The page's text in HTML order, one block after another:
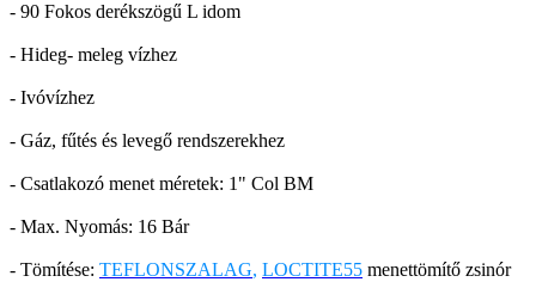
- 90 Fokos derékszögű L idom
- Hideg- meleg vízhez
- Ivóvízhez
- Gáz, fűtés és levegő rendszerekhez
- Csatlakozó menet méretek: 1" Col BM
- Max. Nyomás: 16 Bár
- Tömítése: TEFLONSZALAG, LOCTITE55 menettömítő zsinór